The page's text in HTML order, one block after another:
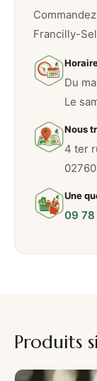
Francilly-
Du
Le
Nous
4 ter
Une
09 78
Produits